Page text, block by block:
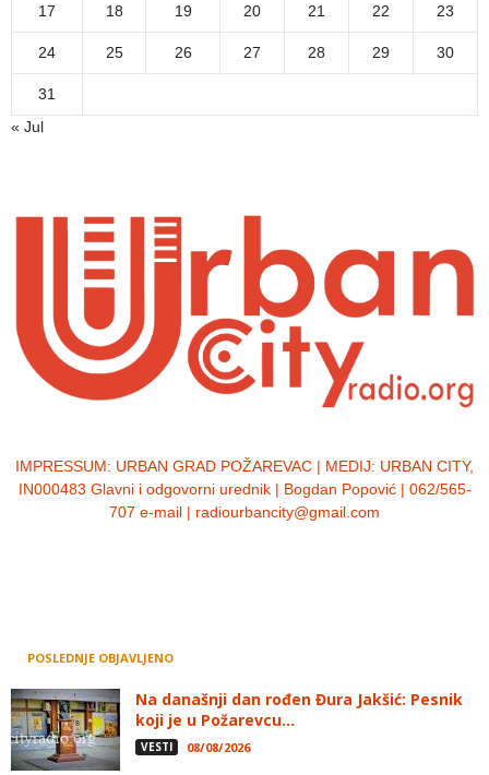
17 18 19 20 21 22 23
24 25 26 27 28 29 30
31
« Jul
IMPRESSUM: URBAN GRAD POŽAREVAC | MEDIJ: URBAN CITY,
IN000483 Glavni i odgovorni urednik | Bogdan Popović | 062/565-
707 e-mail | radiourbancity@gmail.com
POSLEDNJE OBJAVLJENO
Na današnji dan rođen Đura Jakšić: Pesnik
koji je u Požarevcu...
VESTI 08/08/2026